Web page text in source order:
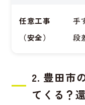
任意工事
（安全）
手
段
2. 豊田市
てくる？